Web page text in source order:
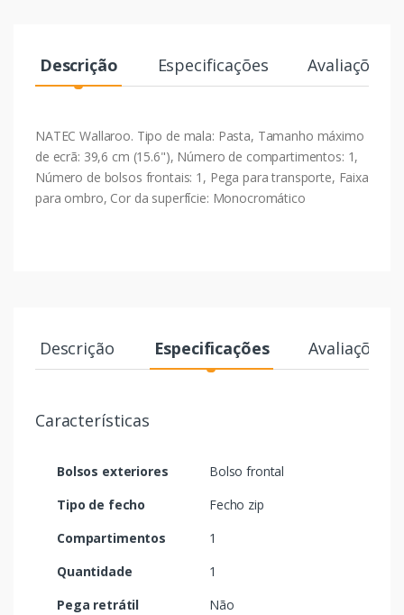
Descrição Especificações Avaliações
NATEC Wallaroo. Tipo de mala: Pasta, Tamanho máximo
de ecrã: 39,6 cm (15.6"), Número de compartimentos: 1,
Número de bolsos frontais: 1, Pega para transporte, Faixa
para ombro, Cor da superfície: Monocromático
Descrição Especificações Avaliações
Características
Bolsos exteriores
Bolso frontal
Tipo de fecho
Fecho zip
Compartimentos
1
Quantidade
1
Pega retrátil
Não